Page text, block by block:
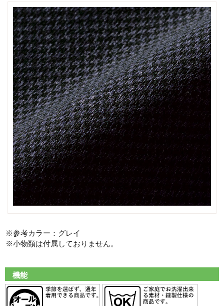
※参考カラー：グレイ
※小物類は付属しておりません。
機能